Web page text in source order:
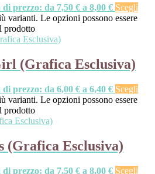
di prezzo: da 7,50 € a 8,00 € Scegli
varianti. Le opzioni possono essere
prodotto
(Grafica Esclusiva)
di prezzo: da 6,00 € a 6,40 € Scegli
varianti. Le opzioni possono essere
prodotto
(Grafica Esclusiva)
di prezzo: da 7,50 € a 8,00 € Scegli